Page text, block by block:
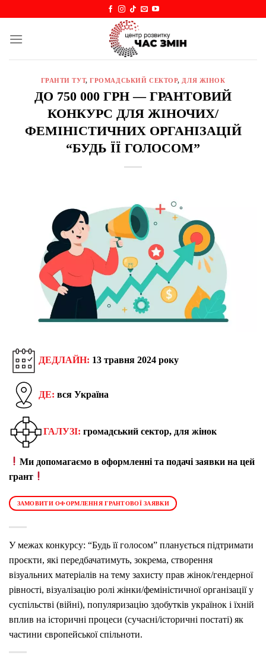
content
ГРАНТИ ТУТ,ГРОМАДСЬКИЙ СЕКТОР, ДЛЯ ЖІНОК
ДО 750 000 ГРН — ГРАНТОВИЙ
КОНКУРС ДЛЯ ЖІНОЧИХ/
ФЕМІНІСТИЧНИХ ОРГАНІЗАЦІЙ
“БУДЬ ЇЇ ГОЛОСОМ”
ДЕДЛАЙН: 13 травня 2024 року
ДЕ: вся Україна
ГАЛУЗІ: громадський сектор, для жінок
Ми допомагаємо в оформленні та подачі заявки на цей
грант
ЗАМОВИТИ ОФОРМЛЕННЯ ГРАНТОВОЇ ЗАЯВКИ
У межах конкурсу: “Будь її голосом” планується підтримати
проєкти, які передбачатимуть, зокрема, створення
візуальних матеріалів на тему захисту прав жінок/гендерної
рівності, візуалізацію ролі жінки/феміністичної організації у
суспільстві (війні), популяризацію здобутків українок і їхній
вплив на історичні процеси (сучасні/історичні постаті) як
частини європейської спільноти.